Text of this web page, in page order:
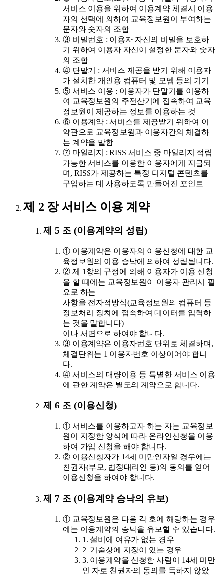
서비스 이용을 위하여 이용계약 체결시 이용
자의 선택에 의하여 교육정보원이 부여하는
문자와 숫자의 조합
③ 비밀번호 : 이용자 자신의 비밀을 보호하
기 위하여 이용자 자신이 설정한 문자와 숫자
의 조합
④ 단말기 : 서비스 제공을 받기 위해 이용자
가 설치한 개인용 컴퓨터 및 모뎀 등의 기기
⑤ 서비스 이용 : 이용자가 단말기를 이용하
여 교육정보원의 주전산기에 접속하여 교육
정보원이 제공하는 정보를 이용하는 것
⑥ 이용계약 : 서비스를 제공받기 위하여 이
약관으로 교육정보원과 이용자간의 체결하
는 계약을 말함
⑦ 마일리지 : RISS 서비스 중 마일리지 적립
가능한 서비스를 이용한 이용자에게 지급되
며, RISS가 제공하는 특정 디지털 콘텐츠를
구입하는 데 사용하도록 만들어진 포인트
제 2 장 서비스 이용 계약
제 5 조 (이용계약의 성립)
① 이용계약은 이용자의 이용신청에 대한 교
육정보원의 이용 승낙에 의하여 성립됩니다.
② 제 1항의 규정에 의해 이용자가 이용 신청
을 할 때에는 교육정보원이 이용자 관리시 필
요로 하는
사항을 전자적방식(교육정보원의 컴퓨터 등
정보처리 장치에 접속하여 데이터를 입력하
는 것을 말합니다)
이나 서면으로 하여야 합니다.
③ 이용계약은 이용자번호 단위로 체결하며,
체결단위는 1 이용자번호 이상이어야 합니
다.
④ 서비스의 대량이용 등 특별한 서비스 이용
에 관한 계약은 별도의 계약으로 합니다.
제 6 조 (이용신청)
① 서비스를 이용하고자 하는 자는 교육정보
원이 지정한 양식에 따라 온라인신청을 이용
하여 가입 신청을 해야 합니다.
② 이용신청자가 14세 미만인자일 경우에는
친권자(부모, 법정대리인 등)의 동의를 얻어
이용신청을 하여야 합니다.
제 7 조 (이용계약 승낙의 유보)
① 교육정보원은 다음 각 호에 해당하는 경우
에는 이용계약의 승낙을 유보할 수 있습니다.
1. 설비에 여유가 없는 경우
2. 기술상에 지장이 있는 경우
3. 이용계약을 신청한 사람이 14세 미만
인 자로 친권자의 동의를 득하지 않았